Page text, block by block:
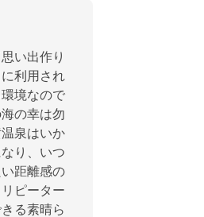
い出作り
利用され
境なので
の幸は勿
泉はいか
り、いつ
距離感の
ピーター
る素晴ら